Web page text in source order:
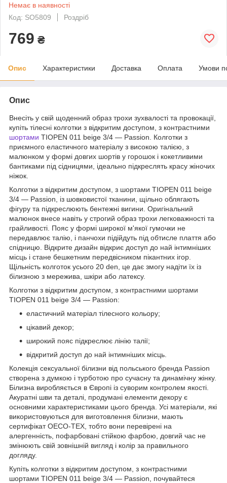
Немає в наявності
Код: SO5809
Роздріб
769 ₴
Опис Характеристики Доставка Оплата Умови
Опис
Внесіть у свій щоденний образ трохи зухвалості та провокації,
купіть тілесні колготки з відкритим доступом, з контрастними
шортами TIOPEN 011 beige 3/4 — Passion. Колготки з
приємного еластичного матеріалу з високою талією, з
малюнком у формі довгих шортів у горошок і кокетливими
бантиками під сідницями, ідеально підкреслять красу жіночих
ніжок.
Колготки з відкритим доступом, з шортами TIOPEN 011 beige
3/4 — Passion, із шовковистої тканини, щільно облягають
фігуру та підкреслюють бентежні вигини. Оригінальний
малюнок внесе навіть у строгий образ трохи легковажності та
грайливості. Пояс у формі широкої м'якої гумочки не
передавлює талію, і панчохи підійдуть під обтисле плаття або
спідницю. Відкрите дизайн відкриє доступ до най інтимніших
місць і стане бешкетним передвісником пікантних ігор.
Щільність колготок усього 20 den, це дає змогу надіти їх із
білизною з мережива, шкіри або латексу.
Колготки з відкритим доступом, з контрастними шортами
TIOPEN 011 beige 3/4 — Passion:
еластичний матеріал тілесного кольору;
цікавий декор;
широкий пояс підкреслює лінію талії;
відкритий доступ до най інтимніших місць.
Колекція сексуальної білизни від польського бренда Passion
створена з думкою і турботою про сучасну та динамічну жінку.
Білизна виробляється в Європі із суворим контролем якості.
Акуратні шви та деталі, продумані елементи декору є
основними характеристиками цього бренда. Усі матеріали, які
використовуються для виготовлення білизни, мають
сертифікат OECO-TEX, тобто вони перевірені на
алергенність, пофарбовані стійкою фарбою, довгий час не
змінюють свій зовнішній вигляд і колір за правильного
догляду.
Купіть колготки з відкритим доступом, з контрастними
шортами TIOPEN 011 beige 3/4 — Passion, почувайтеся